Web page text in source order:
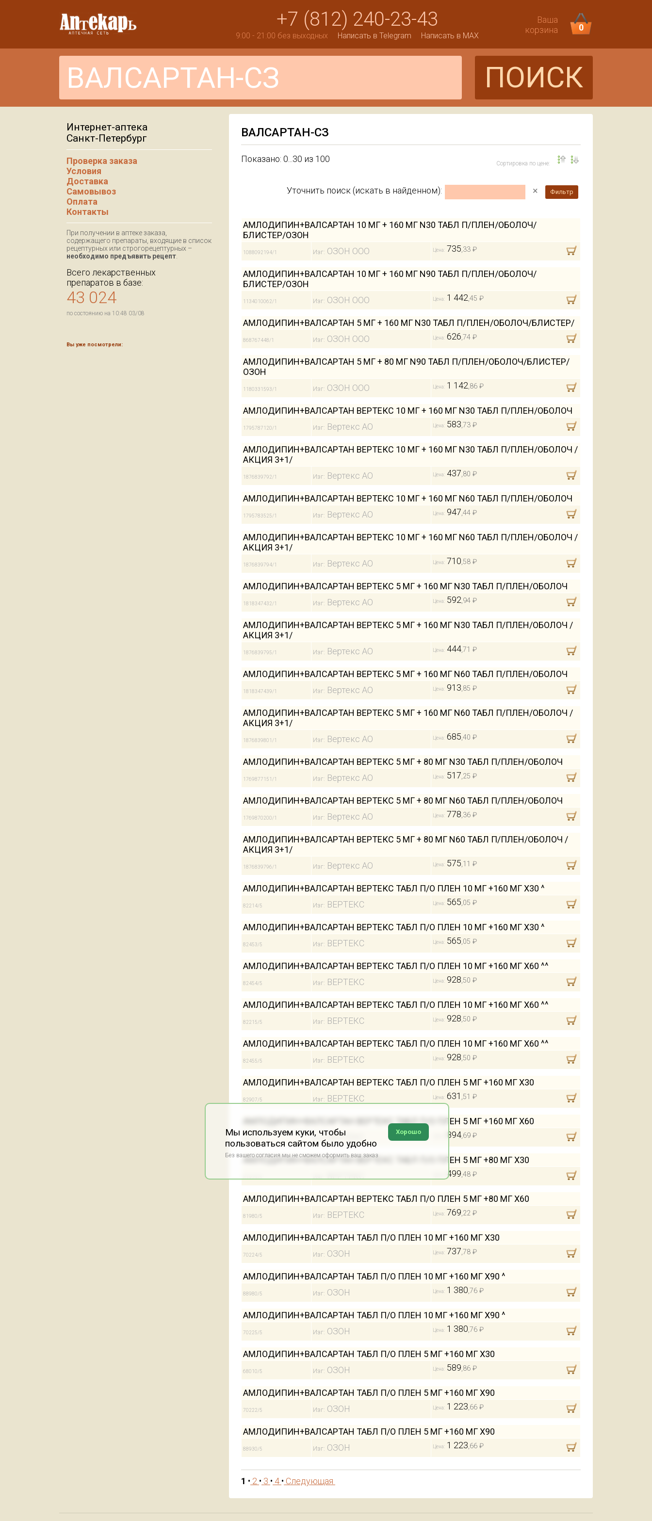
+7 (812) 240-23-43
9:00 - 21:00 без выходных Написать в Telegram Написать в MAX
Ваша
корзина
0
ПОИСК
Интернет-аптека
Санкт-Петербург
Проверка заказа
Условия
Доставка
Самовывоз
Оплата
Контакты
При получении в аптеке заказа,
содержащего препараты, входящие в список
рецептурных или строгорецептурных –
необходимо предъявить рецепт
Всего лекарственных
препаратов в базе:
43 024
по состоянию на 10:48 03/08
Вы уже посмотрели:
ВАЛСАРТАН-СЗ
Сортировка по цене:
Показано: 0...30 из 100
× Фильтр
Уточнить поиск (искать в найденном):
АМЛОДИПИН+ВАЛСАРТАН 10 МГ + 160 МГ N30 ТАБЛ П/ПЛЕН/ОБОЛОЧ/
БЛИСТЕР/ОЗОН
1088092194/1 Изг: ОЗОН ООО Цена: 735,33 ₽
АМЛОДИПИН+ВАЛСАРТАН 10 МГ + 160 МГ N90 ТАБЛ П/ПЛЕН/ОБОЛОЧ/
БЛИСТЕР/ОЗОН
1134010062/1 Изг: ОЗОН ООО Цена: 1 442,45 ₽
АМЛОДИПИН+ВАЛСАРТАН 5 МГ + 160 МГ N30 ТАБЛ П/ПЛЕН/ОБОЛОЧ/БЛИСТЕР/
868767448/1 Изг: ОЗОН ООО Цена: 626,74 ₽
АМЛОДИПИН+ВАЛСАРТАН 5 МГ + 80 МГ N90 ТАБЛ П/ПЛЕН/ОБОЛОЧ/БЛИСТЕР/
ОЗОН
1180331593/1 Изг: ОЗОН ООО Цена: 1 142,86 ₽
АМЛОДИПИН+ВАЛСАРТАН ВЕРТЕКС 10 МГ + 160 МГ N30 ТАБЛ П/ПЛЕН/ОБОЛОЧ
1795787120/1 Изг: Вертекс АО Цена: 583,73 ₽
АМЛОДИПИН+ВАЛСАРТАН ВЕРТЕКС 10 МГ + 160 МГ N30 ТАБЛ П/ПЛЕН/ОБОЛОЧ /
АКЦИЯ 3+1/
1876839792/1 Изг: Вертекс АО Цена: 437,80 ₽
АМЛОДИПИН+ВАЛСАРТАН ВЕРТЕКС 10 МГ + 160 МГ N60 ТАБЛ П/ПЛЕН/ОБОЛОЧ
1795783525/1 Изг: Вертекс АО Цена: 947,44 ₽
АМЛОДИПИН+ВАЛСАРТАН ВЕРТЕКС 10 МГ + 160 МГ N60 ТАБЛ П/ПЛЕН/ОБОЛОЧ /
АКЦИЯ 3+1/
1876839794/1 Изг: Вертекс АО Цена: 710,58 ₽
АМЛОДИПИН+ВАЛСАРТАН ВЕРТЕКС 5 МГ + 160 МГ N30 ТАБЛ П/ПЛЕН/ОБОЛОЧ
1818347432/1 Изг: Вертекс АО Цена: 592,94 ₽
АМЛОДИПИН+ВАЛСАРТАН ВЕРТЕКС 5 МГ + 160 МГ N30 ТАБЛ П/ПЛЕН/ОБОЛОЧ /
АКЦИЯ 3+1/
1876839795/1 Изг: Вертекс АО Цена: 444,71 ₽
АМЛОДИПИН+ВАЛСАРТАН ВЕРТЕКС 5 МГ + 160 МГ N60 ТАБЛ П/ПЛЕН/ОБОЛОЧ
1818347439/1 Изг: Вертекс АО Цена: 913,85 ₽
АМЛОДИПИН+ВАЛСАРТАН ВЕРТЕКС 5 МГ + 160 МГ N60 ТАБЛ П/ПЛЕН/ОБОЛОЧ /
АКЦИЯ 3+1/
1876839801/1 Изг: Вертекс АО Цена: 685,40 ₽
АМЛОДИПИН+ВАЛСАРТАН ВЕРТЕКС 5 МГ + 80 МГ N30 ТАБЛ П/ПЛЕН/ОБОЛОЧ
1769877151/1 Изг: Вертекс АО Цена: 517,25 ₽
АМЛОДИПИН+ВАЛСАРТАН ВЕРТЕКС 5 МГ + 80 МГ N60 ТАБЛ П/ПЛЕН/ОБОЛОЧ
1769870200/1 Изг: Вертекс АО Цена: 778,36 ₽
АМЛОДИПИН+ВАЛСАРТАН ВЕРТЕКС 5 МГ + 80 МГ N60 ТАБЛ П/ПЛЕН/ОБОЛОЧ /
АКЦИЯ 3+1/
1876839796/1 Изг: Вертекс АО Цена: 575,11 ₽
АМЛОДИПИН+ВАЛСАРТАН ВЕРТЕКС ТАБЛ П/О ПЛЕН 10 МГ +160 МГ Х30 ^
82214/5 Изг: ВЕРТЕКС Цена: 565,05 ₽
АМЛОДИПИН+ВАЛСАРТАН ВЕРТЕКС ТАБЛ П/О ПЛЕН 10 МГ +160 МГ Х30 ^
82453/5 Изг: ВЕРТЕКС Цена: 565,05 ₽
АМЛОДИПИН+ВАЛСАРТАН ВЕРТЕКС ТАБЛ П/О ПЛЕН 10 МГ +160 МГ Х60 ^^
82454/5 Изг: ВЕРТЕКС Цена: 928,50 ₽
АМЛОДИПИН+ВАЛСАРТАН ВЕРТЕКС ТАБЛ П/О ПЛЕН 10 МГ +160 МГ Х60 ^^
82215/5 Изг: ВЕРТЕКС Цена: 928,50 ₽
АМЛОДИПИН+ВАЛСАРТАН ВЕРТЕКС ТАБЛ П/О ПЛЕН 10 МГ +160 МГ Х60 ^^
82455/5 Изг: ВЕРТЕКС Цена: 928,50 ₽
АМЛОДИПИН+ВАЛСАРТАН ВЕРТЕКС ТАБЛ П/О ПЛЕН 5 МГ +160 МГ Х30
82907/5 Изг: ВЕРТЕКС Цена: 631 ,51 ₽
АМЛОДИПИН+ВАЛСАРТАН ВЕРТЕКС ТАБЛ П/О ПЛЕН 5 МГ +160 МГ Х60
Изг:ВЕРТЕКС 894,69 ₽
АМЛОДИПИН+ВАЛСАРТАН ВЕРТЕКС ТАБЛ П/О ПЛЕН 5 МГ +80 МГ Х30
Изг: 499,48 ₽
АМЛОДИПИН+ВАЛСАРТАН ВЕРТЕКС ТАБЛ П/О ПЛЕН 5 МГ +80 МГ Х60
81980/5 Изг: ВЕРТЕКС Цена: 769,22 ₽
АМЛОДИПИН+ВАЛСАРТАН ТАБЛ П/О ПЛЕН 10 МГ +160 МГ Х30
70224/5 Изг: ОЗОН Цена: 737,78 ₽
АМЛОДИПИН+ВАЛСАРТАН ТАБЛ П/О ПЛЕН 10 МГ +160 МГ Х90 ^
88980/5 Изг: ОЗОН Цена: 1 380,76 ₽
АМЛОДИПИН+ВАЛСАРТАН ТАБЛ П/О ПЛЕН 10 МГ +160 МГ Х90 ^
70225/5 Изг: ОЗОН Цена: 1 380,76 ₽
АМЛОДИПИН+ВАЛСАРТАН ТАБЛ П/О ПЛЕН 5 МГ +160 МГ Х30
68010/5 Изг: ОЗОН Цена: 589,86 ₽
АМЛОДИПИН+ВАЛСАРТАН ТАБЛ П/О ПЛЕН 5 МГ +160 МГ Х90
70222/5 Изг: ОЗОН Цена: 1 223,66 ₽
АМЛОДИПИН+ВАЛСАРТАН ТАБЛ П/О ПЛЕН 5 МГ +160 МГ Х90
88930/5 Изг: ОЗОН Цена: 1 223,66 ₽
1 • 2 • 3 • 4 • Следующая
Хорошо
Мы используем куки, чтобы
пользоваться сайтом было удобно
Без вашего согласия мы не сможем оформить ваш заказ